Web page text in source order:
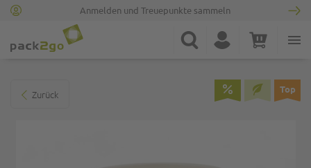
Anmelden und Treuepunkte sammeln
Suche Konto Warenkorb
Zurück Top